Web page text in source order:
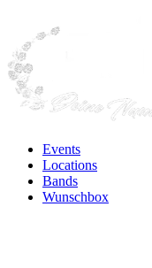
Events
Locations
Bands
Wunschbox